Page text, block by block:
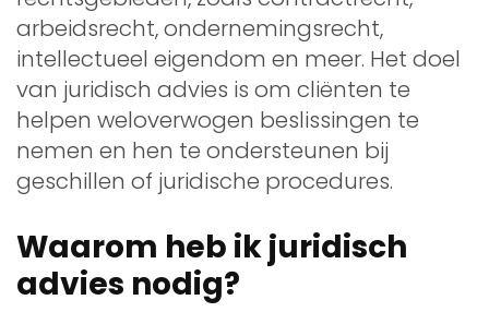
arbeidsrecht, ondernemingsrecht,
intellectueel eigendom en meer. Het doel
van juridisch advies is om cliënten te
helpen weloverwogen beslissingen te
nemen en hen te ondersteunen bij
geschillen of juridische procedures.
Waarom heb ik juridisch
advies nodig?